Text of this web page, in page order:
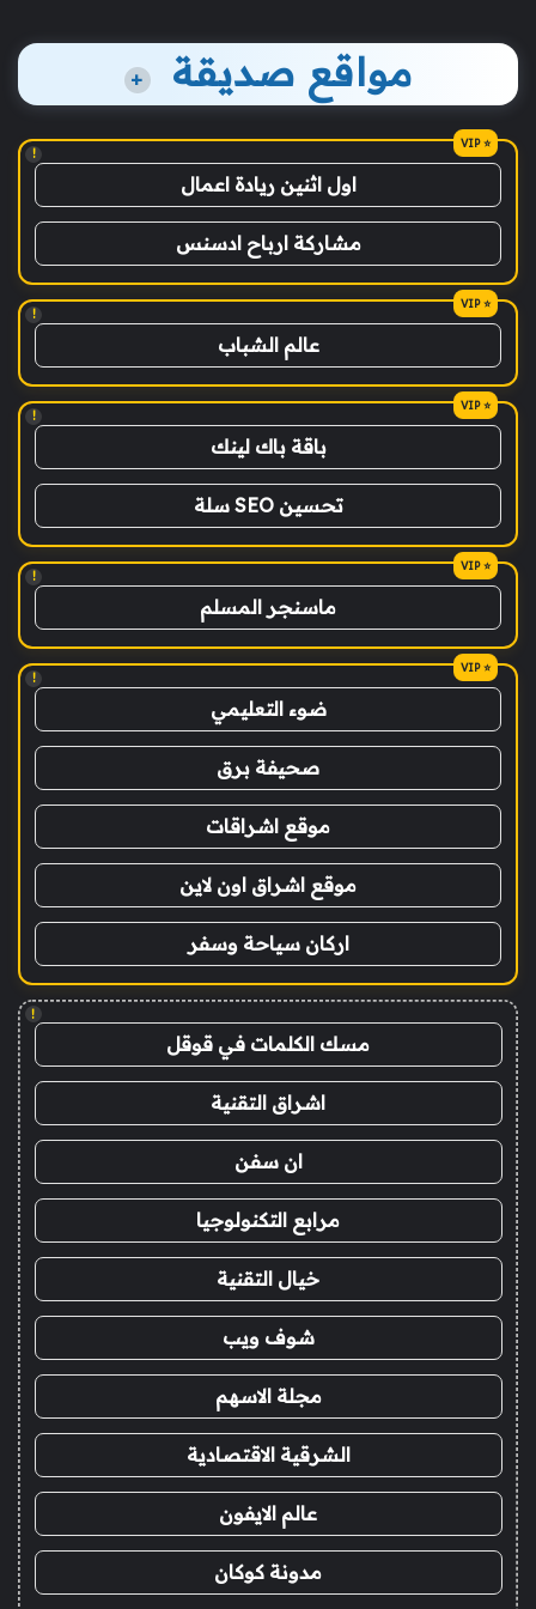
مواقع صديقة +
!
اول اثنين ريادة اعمال
مشاركة ارباح ادسنس
!
عالم الشباب
!
باقة باك لينك
تحسين SEO سلة
!
ماسنجر المسلم
!
ضوء التعليمي
صحيفة برق
موقع اشراقات
موقع اشراق اون لاين
اركان سياحة وسفر
!
مسك الكلمات في قوقل
اشراق التقنية
ان سفن
مرابع التكنولوجيا
خيال التقنية
شوف ويب
مجلة الاسهم
الشرقية الاقتصادية
عالم الايفون
مدونة كوكان